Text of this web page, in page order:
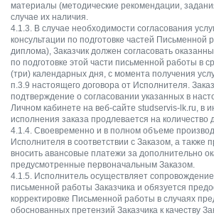
материалы (методические рекомендации,
случае их наличия.
4.1.3. В случае необходимости согласования
консультации по подготовке частей Письменной
диплома), Заказчик должен согласовать
по подготовке этой части письменной работы в
(три) календарных дня, с момента получения
п.3.9 настоящего договора от Исполнителя.
подтверждение о согласовании указанных в
Личном кабинете на веб-сайте studservis-lk.ru, в
исполнения заказа продлевается на количество
4.1.4. Своевременно и в полном объеме
Исполнителя в соответствии с Заказом, а также
вносить авансовые платежи за дополнительно
предусмотренные первоначальным Заказом.
4.1.5. Исполнитель осуществляет сопровождение
письменной работы Заказчика и обязуется
корректировке Письменной работы в случаях
обоснованных претензий Заказчика к качеству